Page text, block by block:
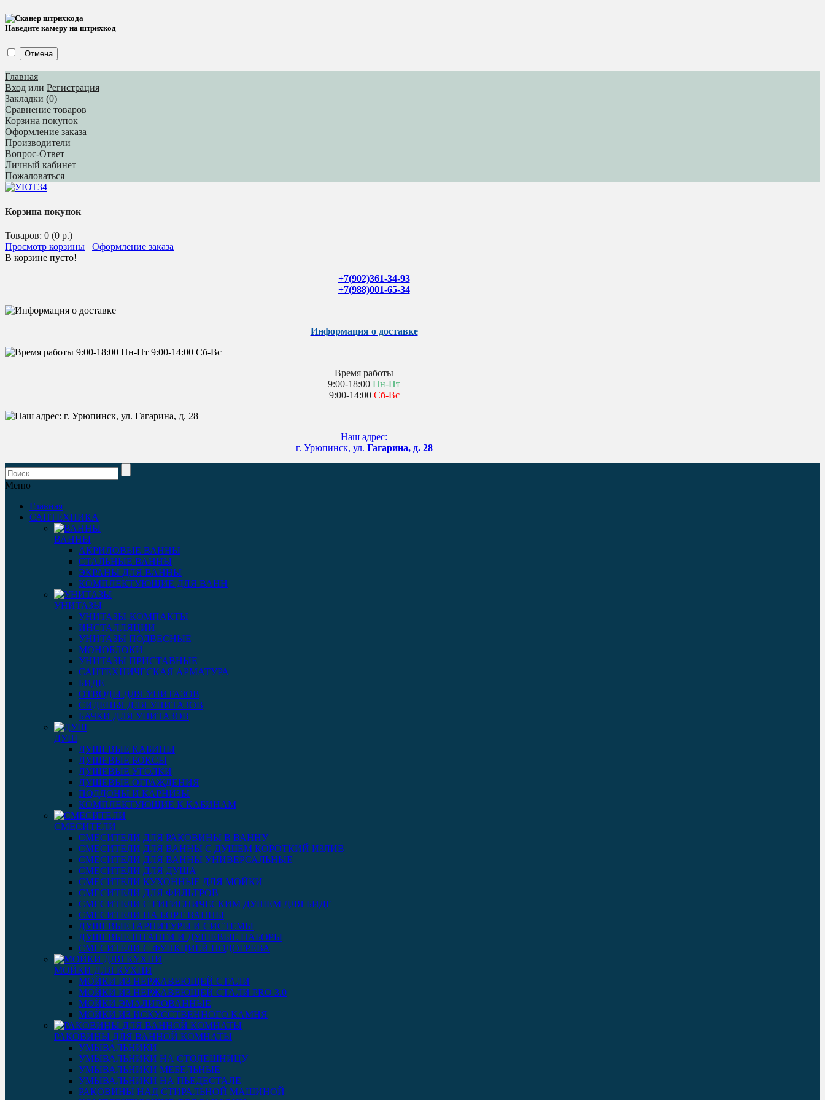
Наведите камеру на штрихкод
Отмена
Главная
Вход или Регистрация
Закладки (0)
Сравнение товаров
Корзина покупок
Оформление заказа
Производители
Вопрос-Ответ
Личный кабинет
Пожаловаться
Корзина покупок
Товаров: 0 (0 р.)
Просмотр корзины
Оформление заказа
В корзине пусто!
+7(902)361-34-93
+7(988)001-65-34
Информация о доставке
Время работы
9:00-18:00 Пн-Пт
9:00-14:00 Сб-Вс
Наш адрес:
г. Урюпинск, ул. Гагарина, д. 28
Меню
Главная
САНТЕХНИКА
ВАННЫ
АКРИЛОВЫЕ ВАННЫ
СТАЛЬНЫЕ ВАННЫ
ЭКРАНЫ ДЛЯ ВАННЫ
КОМПЛЕКТУЮЩИЕ ДЛЯ ВАНН
УНИТАЗЫ
УНИТАЗЫ-КОМПАКТЫ
ИНСТАЛЛЯЦИИ
УНИТАЗЫ ПОДВЕСНЫЕ
МОНОБЛОКИ
УНИТАЗЫ ПРИСТАВНЫЕ
САНТЕХНИЧЕСКАЯ АРМАТУРА
БИДЕ
ОТВОДЫ ДЛЯ УНИТАЗОВ
СИДЕНЬЯ ДЛЯ УНИТАЗОВ
БАЧКИ ДЛЯ УНИТАЗОВ
ДУШ
ДУШЕВЫЕ КАБИНЫ
ДУШЕВЫЕ БОКСЫ
ДУШЕВЫЕ УГОЛКИ
ДУШЕВЫЕ ОГРАЖДЕНИЯ
ПОДДОНЫ И КАРНИЗЫ
КОМПЛЕКТУЮЩИЕ К КАБИНАМ
СМЕСИТЕЛИ
СМЕСИТЕЛИ ДЛЯ РАКОВИНЫ В ВАННУ
СМЕСИТЕЛИ ДЛЯ ВАННЫ С ДУШЕМ КОРОТКИЙ ИЗЛИВ
СМЕСИТЕЛИ ДЛЯ ВАННЫ УНИВЕРСАЛЬНЫЕ
СМЕСИТЕЛИ ДЛЯ ДУША
СМЕСИТЕЛИ КУХОННЫЕ ДЛЯ МОЙКИ
СМЕСИТЕЛИ ДЛЯ ФИЛЬТРОВ
СМЕСИТЕЛИ С ГИГИЕНИЧЕСКИМ ДУШЕМ ДЛЯ БИДЕ
СМЕСИТЕЛИ НА БОРТ ВАННЫ
ДУШЕВЫЕ ГАРНИТУРЫ И СИСТЕМЫ
ДУШЕВЫЕ ШТАНГИ И ДУШЕВЫЕ НАБОРЫ
СМЕСИТЕЛИ С ФУНКЦИЕЙ ПОДОГРЕВА
МОЙКИ ДЛЯ КУХНИ
МОЙКИ ИЗ НЕРЖАВЕЮЩЕЙ СТАЛИ
МОЙКИ ИЗ НЕРЖАВЕЮЩЕЙ СТАЛИ PRO 3.0
МОЙКИ ЭМАЛИРОВАННЫЕ
МОЙКИ ИЗ ИСКУССТВЕННОГО КАМНЯ
РАКОВИНЫ ДЛЯ ВАННОЙ КОМНАТЫ
УМЫВАЛЬНИКИ
УМЫВАЛЬНИКИ НА СТОЛЕШНИЦУ
УМЫВАЛЬНИКИ МЕБЕЛЬНЫЕ
УМЫВАЛЬНИКИ НА ПЬЕДЕСТАЛЕ
РАКОВИНЫ НАД СТИРАЛЬНОЙ МАШИНОЙ